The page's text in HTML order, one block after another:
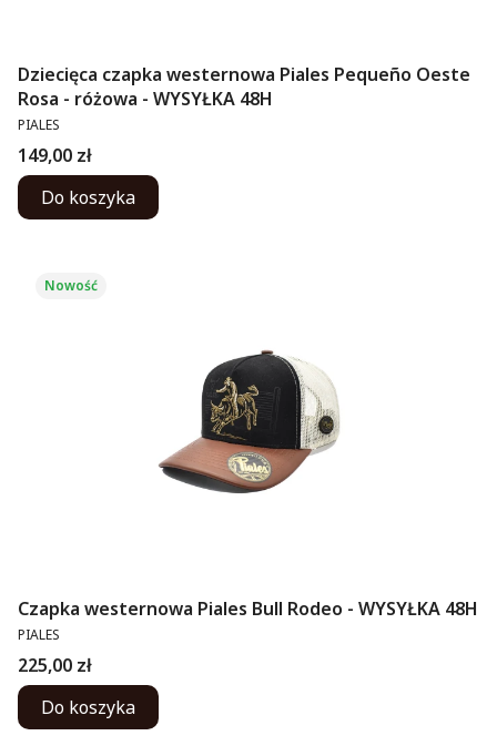
Dziecięca czapka westernowa Piales Pequeño Oeste
Rosa - różowa - WYSYŁKA 48H
PRODUCENT
PIALES
Cena
149,00 zł
Do koszyka
Nowość
Czapka westernowa Piales Bull Rodeo - WYSYŁKA 48H
PRODUCENT
PIALES
Cena
225,00 zł
Do koszyka